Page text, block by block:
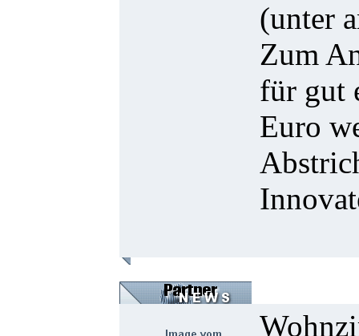
(unter
Zum
für gut
Euro